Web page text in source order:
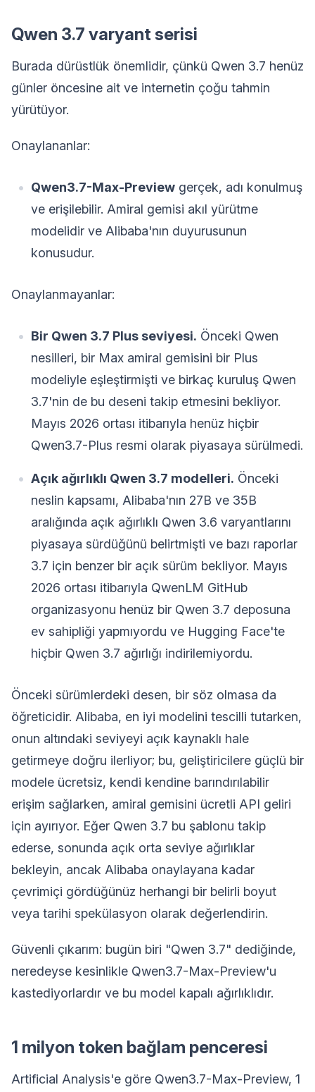
Qwen 3.7 varyant serisi
Burada dürüstlük önemlidir, çünkü Qwen 3.7 henüz
günler öncesine ait ve internetin çoğu tahmin
yürütüyor.
Onaylananlar:
Qwen3.7-Max-Preview gerçek, adı konulmuş
ve erişilebilir. Amiral gemisi akıl yürütme
modelidir ve Alibaba'nın duyurusunun
konusudur.
Onaylanmayanlar:
Bir Qwen 3.7 Plus seviyesi. Önceki Qwen
nesilleri, bir Max amiral gemisini bir Plus
modeliyle eşleştirmişti ve birkaç kuruluş Qwen
3.7'nin de bu deseni takip etmesini bekliyor.
Mayıs 2026 ortası itibarıyla henüz hiçbir
Qwen3.7-Plus resmi olarak piyasaya sürülmedi.
Açık ağırlıklı Qwen 3.7 modelleri. Önceki
neslin kapsamı, Alibaba'nın 27B ve 35B
aralığında açık ağırlıklı Qwen 3.6 varyantlarını
piyasaya sürdüğünü belirtmişti ve bazı raporlar
3.7 için benzer bir açık sürüm bekliyor. Mayıs
2026 ortası itibarıyla QwenLM GitHub
organizasyonu henüz bir Qwen 3.7 deposuna
ev sahipliği yapmıyordu ve Hugging Face'te
hiçbir Qwen 3.7 ağırlığı indirilemiyordu.
Önceki sürümlerdeki desen, bir söz olmasa da
öğreticidir. Alibaba, en iyi modelini tescilli tutarken,
onun altındaki seviyeyi açık kaynaklı hale
getirmeye doğru ilerliyor; bu, geliştiricilere güçlü bir
modele ücretsiz, kendi kendine barındırılabilir
erişim sağlarken, amiral gemisini ücretli API geliri
için ayırıyor. Eğer Qwen 3.7 bu şablonu takip
ederse, sonunda açık orta seviye ağırlıklar
bekleyin, ancak Alibaba onaylayana kadar
çevrimiçi gördüğünüz herhangi bir belirli boyut
veya tarihi spekülasyon olarak değerlendirin.
Güvenli çıkarım: bugün biri "Qwen 3.7" dediğinde,
neredeyse kesinlikle Qwen3.7-Max-Preview'u
kastediyorlardır ve bu model kapalı ağırlıklıdır.
1 milyon token bağlam penceresi
Artificial Analysis'e göre Qwen3.7-Max-Preview, 1